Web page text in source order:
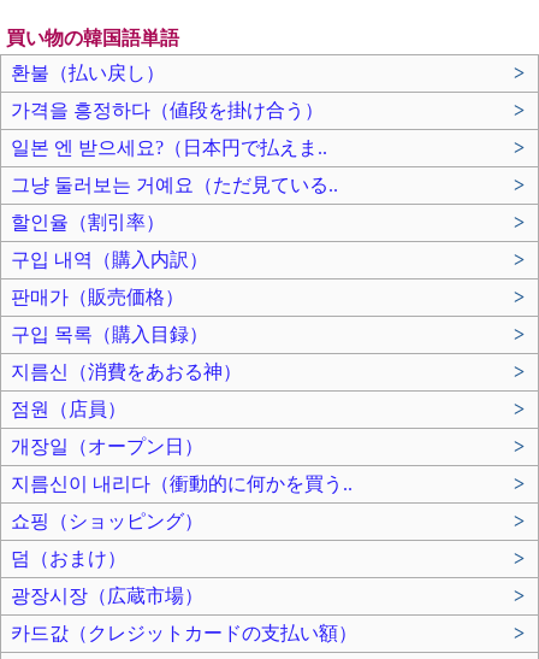
買い物の韓国語単語
환불（払い戻し）
>
가격을 흥정하다（値段を掛け合う）
>
일본 엔 받으세요?（日本円で払えま..
>
그냥 둘러보는 거예요（ただ見ている..
>
할인율（割引率）
>
구입 내역（購入内訳）
>
판매가（販売価格）
>
구입 목록（購入目録）
>
지름신（消費をあおる神）
>
점원（店員）
>
개장일（オープン日）
>
지름신이 내리다（衝動的に何かを買う..
>
쇼핑（ショッピング）
>
덤（おまけ）
>
광장시장（広蔵市場）
>
카드값（クレジットカードの支払い額）
>